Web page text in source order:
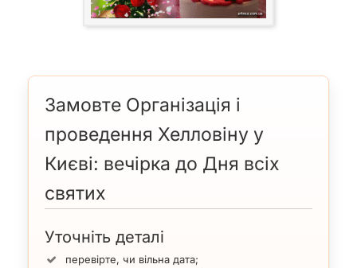
Замовте Організація і
проведення Хелловіну у
Києві: вечірка до Дня всіх
святих
Уточніть деталі
перевірте, чи вільна дата;